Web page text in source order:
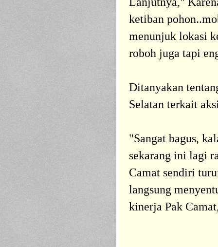
ketiban
menunjuk lokasi
roboh juga tapi
Ditanyakan
Selatan terkait
"Sangat bagus,
sekarang ini lagi
Camat sendiri
langsung
kinerja Pak